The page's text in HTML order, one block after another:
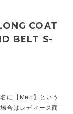
COAT
BELT S-
に【Men】という
合はレディース商